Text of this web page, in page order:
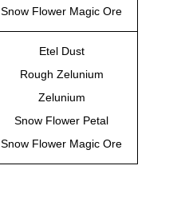
Snow Flower Magic Ore
Etel Dust
Rough Zelunium
Zelunium
Snow Flower Petal
Snow Flower Magic Ore